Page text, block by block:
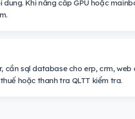
Khi nâng cấp GPU hoặc
cần sql database cho erp, crm,
hoặc thanh tra QLTT kiểm tra.